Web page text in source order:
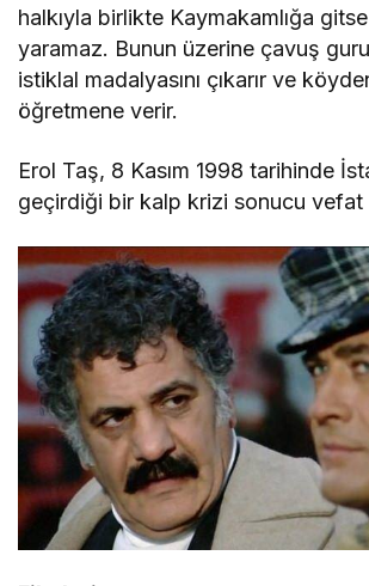
halkıyla birlikte Kaymakamlığa
yaramaz. Bunun üzerine çavuş
istiklal madalyasını çıkarır ve
öğretmene verir.
Erol Taş, 8 Kasım 1998 tarihinde
geçirdiği bir kalp krizi sonucu vefat